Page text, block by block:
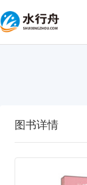
图书详情